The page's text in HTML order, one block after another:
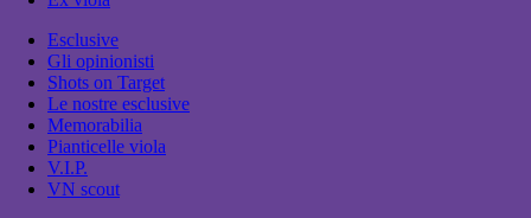
Esclusive
Gli opinionisti
Shots on Target
Le nostre esclusive
Memorabilia
Pianticelle viola
V.I.P.
VN scout